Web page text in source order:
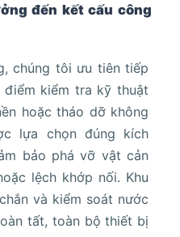
đến kết cấu công
chúng tôi ưu tiên tiếp
điểm kiểm tra kỹ thuật
hoặc tháo dỡ không
lựa chọn đúng kích
bảo phá vỡ vật cản
lệch khớp nối. Khu
và kiểm soát nước
tất, toàn bộ thiết bị